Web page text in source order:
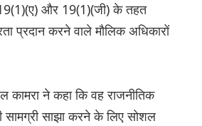
और 19(1)(जी) के तहत
प्रदान करने वाले मौलिक अधिकारों
कामरा ने कहा कि वह राजनीतिक
सामग्री साझा करने के लिए सोशल